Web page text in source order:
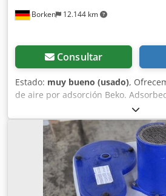
Borken 12.144 km
Consultar
Estado: muy bueno (usado),
de aire por adsorción Beko.
activado BEKO CLEARPOINT 2X, filtro
S075RFWMX Condensador Bekomat
Adsorbedor de carbón activado
Secador por adsorción Beko Djdpfx
Estado: usado Contenido del
reservan modificaciones y errores
especificaciones). Si tiene alguna